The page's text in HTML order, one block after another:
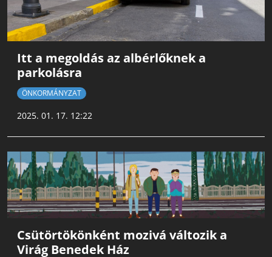
Itt a megoldás az albérlőknek a
parkolásra
ÖNKORMÁNYZAT
2025. 01. 17. 12:22
Csütörtökönként mozivá változik a
Virág Benedek Ház